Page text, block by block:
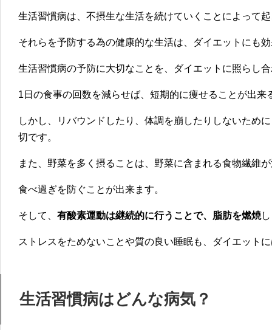
生活習慣病は、不摂生な生活を続けていくことによって
それらを予防する為の健康的な生活は、ダイエットにも
生活習慣病の予防に大切なことを、ダイエットに照らし
1日の食事の回数を減らせば、短期的に痩せることが出来
しかし、リバウンドしたり、体調を崩したりしないため
切です。
また、野菜を多く摂ることは、野菜に含まれる食物繊維
食べ過ぎを防ぐことが出来ます。
そして、 有酸素運動は継続的に行うことで、脂肪を燃焼
ストレスをためないことや質の良い睡眠も、ダイエット
生活習慣病はどんな病気？